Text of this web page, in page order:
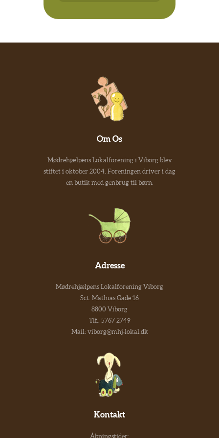
Om Os
Mødrehjælpens Lokalforening i Viborg blev
stiftet i oktober 2004. Foreningen driver i dag
en butik med genbrug til børn.
Adresse
Mødrehjælpens Lokalforening Viborg
Sct. Mathias Gade 16
8800 Viborg
Tlf.: 5767 2749
Mail: viborg@mhj-lokal.dk
Kontakt
Åbningstider: